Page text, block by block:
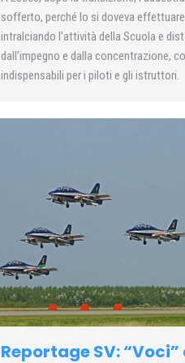
sofferto, perché lo si doveva
intralciando l’attività della Scuola e
dall’impegno e dalla concentrazione,
indispensabili per i piloti e gli istruttori.
Reportage SV: